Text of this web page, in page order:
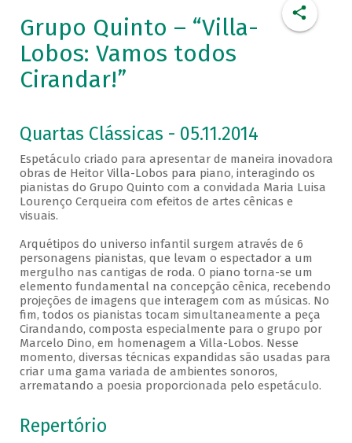
Grupo Quinto – “Villa-
Lobos: Vamos todos
Cirandar!”
Quartas Clássicas - 05.11.2014
Espetáculo criado para apresentar de maneira inovadora
obras de Heitor Villa-Lobos para piano, interagindo os
pianistas do Grupo Quinto com a convidada Maria Luisa
Lourenço Cerqueira com efeitos de artes cênicas e
visuais.
Arquétipos do universo infantil surgem através de 6
personagens pianistas, que levam o espectador a um
mergulho nas cantigas de roda. O piano torna-se um
elemento fundamental na concepção cênica, recebendo
projeções de imagens que interagem com as músicas. No
fim, todos os pianistas tocam simultaneamente a peça
Cirandando, composta especialmente para o grupo por
Marcelo Dino, em homenagem a Villa-Lobos. Nesse
momento, diversas técnicas expandidas são usadas para
criar uma gama variada de ambientes sonoros,
arrematando a poesia proporcionada pelo espetáculo.
Repertório